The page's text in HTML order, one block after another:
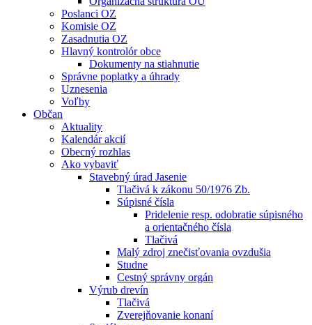
Poslanci OZ
Komisie OZ
Zasadnutia OZ
Hlavný kontrolór obce
Dokumenty na stiahnutie
Správne poplatky a úhrady
Uznesenia
Voľby
Občan
Aktuality
Kalendár akcií
Obecný rozhlas
Ako vybaviť
Stavebný úrad Jasenie
Tlačivá k zákonu 50/1976 Zb.
Súpisné čísla
Pridelenie resp. odobratie súpisného
a orientačného čísla
Tlačivá
Malý zdroj znečisťovania ovzdušia
Studne
Cestný správny orgán
Výrub drevín
Tlačivá
Zverejňovanie konaní